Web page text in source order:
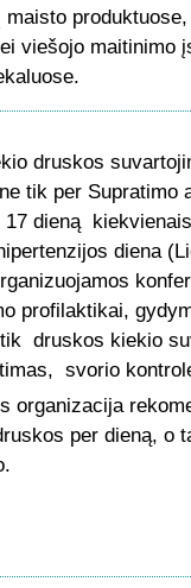
produktuose,
viešojo maitinimo
druskos
tik per Supratimo
dieną
diena
profilaktikai,
druskos kiekio
svorio
organizacija
per dieną, o